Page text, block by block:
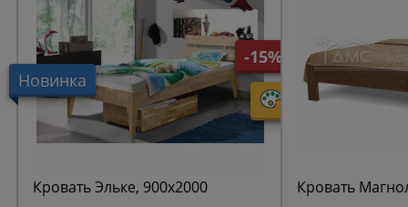
Новинка
-15%
Кровать Эльке, 900х2000 Кровать